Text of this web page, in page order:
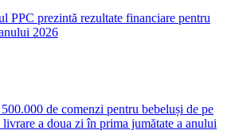
PPC prezintă rezultate financiare pentru
2026
500.000 de comenzi pentru bebeluși de pe
a doua zi în prima jumătate a anului